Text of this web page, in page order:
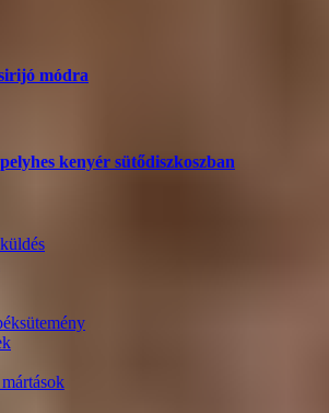
módra
kenyér sütődiszkoszban